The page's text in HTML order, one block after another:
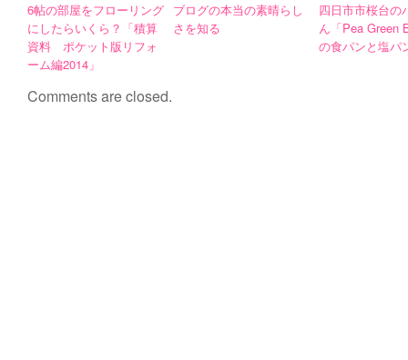
6帖の部屋をフローリング
にしたらいくら？「積算
資料 ポケット版リフォ
ーム編2014」
ブログの本当の素晴らし
さを知る
四日市市桜台の
ん「Pea Green
の食パンと塩パ
Comments are closed.